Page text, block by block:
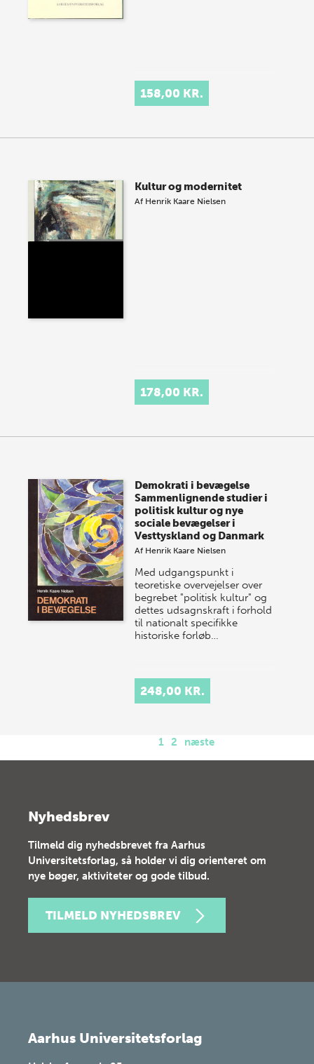
158,00 KR.
Kultur og modernitet
Af Henrik Kaare Nielsen
178,00 KR.
Demokrati i bevægelse
Sammenlignende studier i
politisk kultur og nye
sociale bevægelser i
Vesttyskland og Danmark
Af Henrik Kaare Nielsen
Med udgangspunkt i
teoretiske overvejelser over
begrebet "politisk kultur" og
dettes udsagnskraft i forhold
til nationalt specifikke
historiske forløb…
248,00 KR.
1 2 næste
Nyhedsbrev
Tilmeld dig nyhedsbrevet fra Aarhus
Universitetsforlag, så holder vi dig orienteret om
nye bøger, aktiviteter og gode tilbud.
TILMELD NYHEDSBREV
Aarhus Universitetsforlag